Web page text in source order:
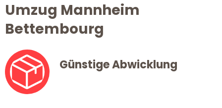
Umzug Mannheim
Bettembourg
Günstige Abwicklung